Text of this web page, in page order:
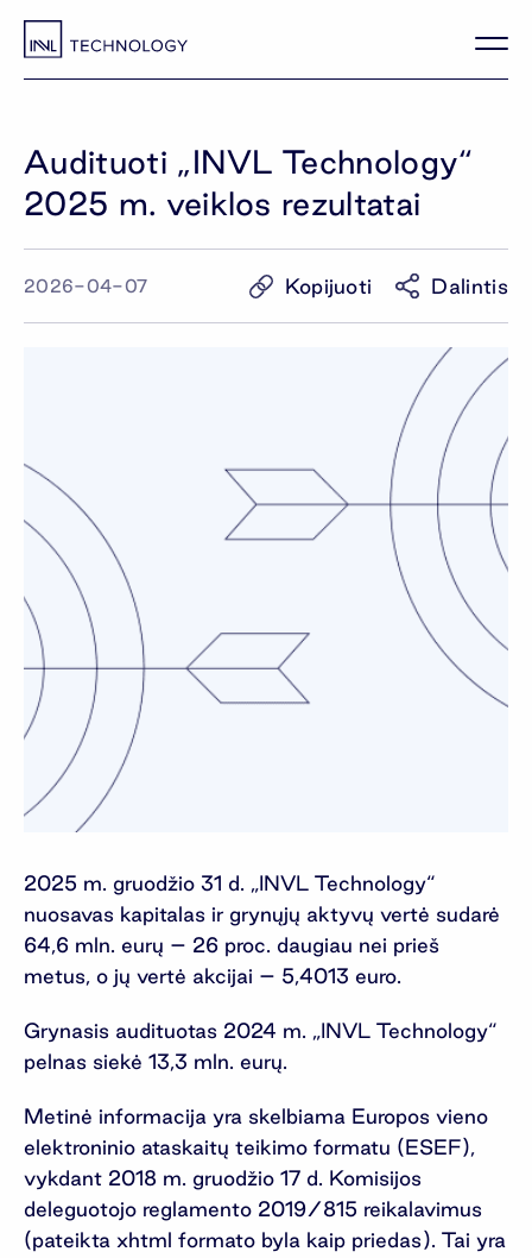
Audituoti „INVL Technology“
2025 m. veiklos rezultatai
2026-04-07 Kopijuoti Dalintis
2025 m. gruodžio 31 d. „INVL Technology“
nuosavas kapitalas ir grynųjų aktyvų vertė sudarė
64,6 mln. eurų – 26 proc. daugiau nei prieš
metus, o jų vertė akcijai – 5,4013 euro.
Grynasis audituotas 2024 m. „INVL Technology“
pelnas siekė 13,3 mln. eurų.
Metinė informacija yra skelbiama Europos vieno
elektroninio ataskaitų teikimo formatu (ESEF),
vykdant 2018 m. gruodžio 17 d. Komisijos
deleguotojo reglamento 2019/815 reikalavimus
(pateikta xhtml formato byla kaip priedas). Tai yra